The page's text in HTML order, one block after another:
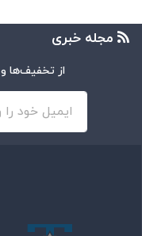
مجله خبری
از تخفیف‌ها